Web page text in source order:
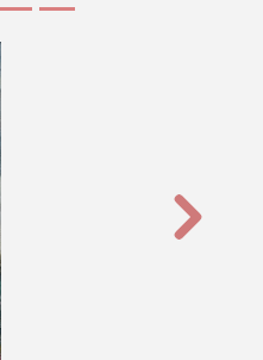
Sljedeći